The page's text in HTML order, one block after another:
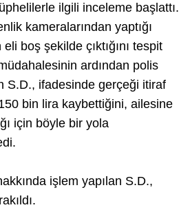
ilgili inceleme başlattı.
kameralarından yaptığı
boş şekilde çıktığını tespit
ardından polis
S.D., ifadesinde gerçeği itiraf
bin lira kaybettiğini, ailesine
için böyle bir yola
işlem yapılan S.D.,